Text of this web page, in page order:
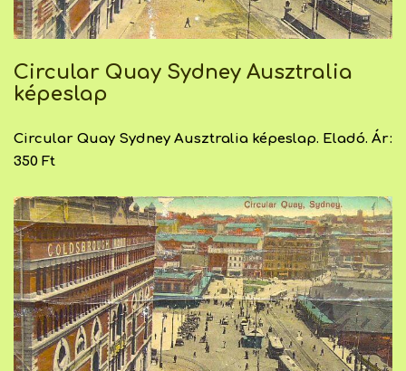
Circular Quay Sydney Ausztralia
képeslap
Circular Quay Sydney Ausztralia képeslap. Eladó. Ár:
350 Ft